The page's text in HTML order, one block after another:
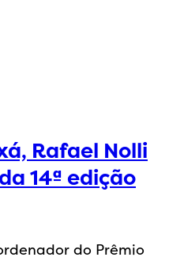
Rafael Nolli
14ª edição
do Prêmio